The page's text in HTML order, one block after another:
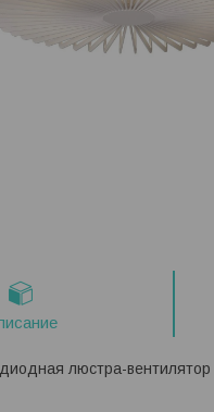
люстра-